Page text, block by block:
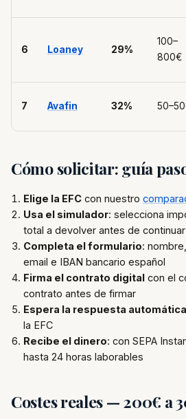
6 Loaney 29%
100–
800€
7 Avafin 32%
Cómo solicitar: guía
Elige la EFC con nuestro
Usa el simulador: selecciona
total a devolver antes de continuar
Completa el formulario:
email e IBAN bancario español
Firma el contrato digital con el
contrato antes de firmar
Espera la respuesta automática
la EFC
Recibe el dinero: con SEPA
hasta 24 horas laborables
Costes reales — 200€ a